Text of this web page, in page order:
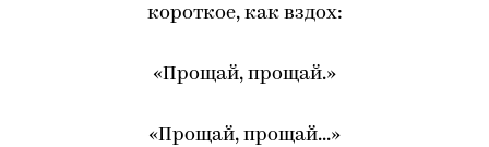
короткое, как вздох:
«Прощай, прощай.»
«Прощай, прощай...»